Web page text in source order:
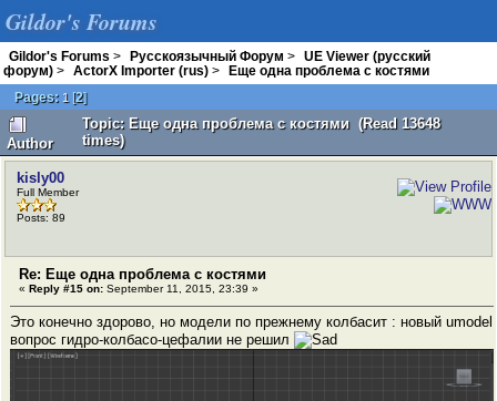
Gildor's Forums
Gildor's Forums > Русскоязычный Форум >
UE Viewer (русский
форум) > ActorX Importer (rus) >
Еще одна проблема с костями
Pages: 1 [2]
Author
Topic: Еще одна проблема с костями (Read 13648
times)
kisly00
Full Member
Posts: 89
Re: Еще одна проблема с костями
« Reply #15 on: September 11, 2015, 23:39 »
Это конечно здорово, но модели по прежнему колбасит : новый umodel
вопрос гидро-колбасо-цефалии не решил